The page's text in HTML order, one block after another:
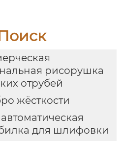
рисорушка
отрубей
жёсткости
для шлифовки